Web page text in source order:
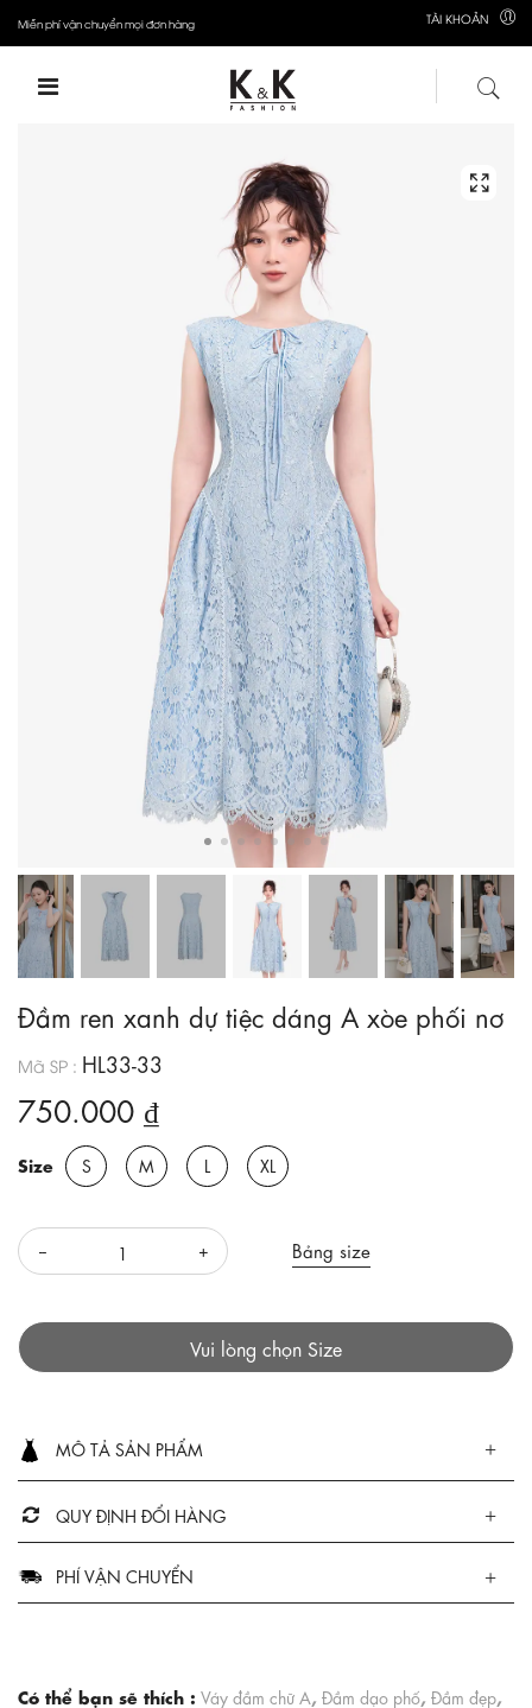
Miễn phí vận chuyển mọi đơn hàng TÀI KHOẢN
Đầm ren xanh dự tiệc dáng A xòe phối nơ
Mã SP : HL33-33
750.000 ₫
Size S M L XL
Bảng size
Vui lòng chọn Size
MÔ TẢ SẢN PHẨM
QUY ĐỊNH ĐỔI HÀNG
PHÍ VẬN CHUYỂN
Có thể bạn sẽ thích : Váy đầm chữ A, Đầm dạo phố, Đầm đẹp,